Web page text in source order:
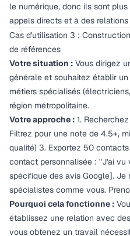
le numérique, donc ils sont
appels directs et à des
Cas d'utilisation 3 :
de références
Votre situation : Vous dirigez
générale et souhaitez établir
métiers spécialisés
région métropolitaine.
Votre approche : 1.
Filtrez pour une note de 4.5+,
qualité) 3. Exportez 50
contact personnalisée : "J'ai
spécifique des avis Google]. Je
spécialistes comme vous.
Pourquoi cela fonctionne :
établissez une relation avec
vous obtenez un travail